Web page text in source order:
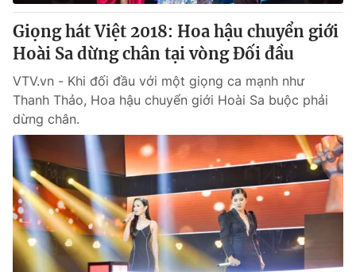
Thị trường
Góc doanh nghiệp
Truyền hình
Hậu trường
Nhân vật
Khán giả
Giải sao mai
Giải trí
Điện ảnh
Âm nhạc
Sao
Đời sống
Du lịch
Làm đẹp
Chất lượng cuộc sống
Giáo dục
Tuyển sinh
Học trực tuyến
Công nghệ
Hitech Công nghệ tương lai
Giao lưu trực tuyến
Giọng hát Việt 2018: Hoa hậu chuyển giới
Hoài Sa dừng chân tại vòng Đối đầu
VTV.vn - Khi đối đầu với một giọng ca mạnh như
Thanh Thảo, Hoa hậu chuyển giới Hoài Sa buộc phải
dừng chân.